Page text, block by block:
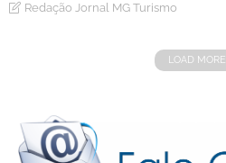
Redação Jornal MG Turismo
LOAD MORE